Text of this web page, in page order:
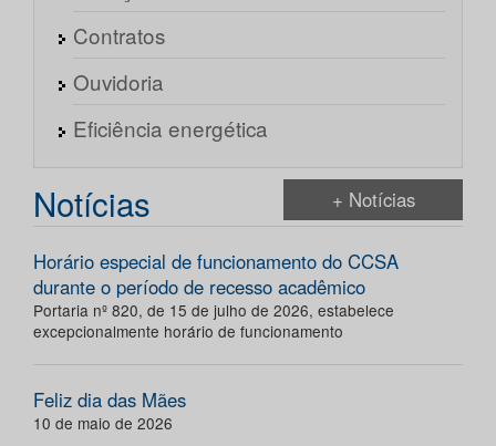
Contratos
Ouvidoria
Eficiência energética
Notícias + Notícias
Horário especial de funcionamento do CCSA
durante o período de recesso acadêmico
Portaria nº 820, de 15 de julho de 2026, estabelece
excepcionalmente horário de funcionamento
Feliz dia das Mães
10 de maio de 2026